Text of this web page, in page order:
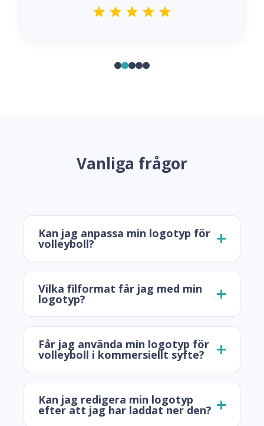
Vanliga frågor
Kan jag anpassa min logotyp för
volleyboll?
Vilka filformat får jag med min
logotyp?
Får jag använda min logotyp för
volleyboll i kommersiellt syfte?
Kan jag redigera min logotyp
efter att jag har laddat ner den?